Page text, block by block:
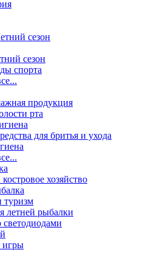
сезон
сезон
спорта
продукция
рта
для бритья и ухода
хозяйство
туризм
летней рыбалки
игры